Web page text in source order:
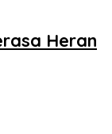
Heran